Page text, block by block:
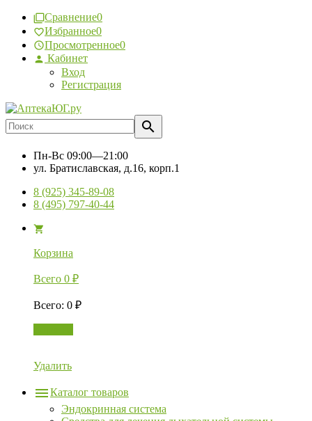
Сравнение0
Избранное0
Просмотренное0
Кабинет
Вход
Регистрация
Пн-Вс 09:00—21:00
ул. Братиславская, д.16, корп.1
8 (925) 345-89-08
8 (495) 797-40-44
Корзина
Всего 0 ₽
Всего: 0 ₽
Удалить
Каталог товаров
Эндокринная система